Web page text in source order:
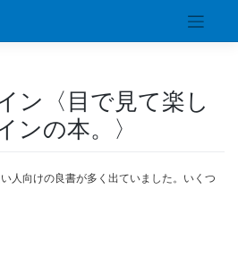
ン〈目で見て楽し
ンの本。〉
人向けの良書が多く出ていました。いくつ